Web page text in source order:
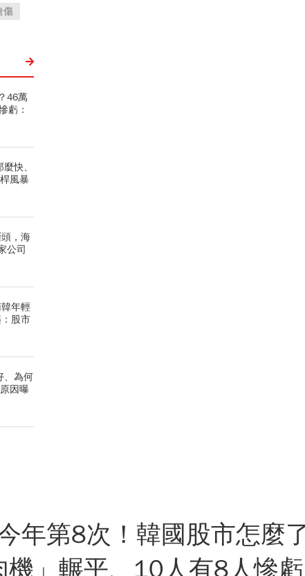
傷
46萬
虧：
快、
風暴
，海
公司
年輕
股市
、為何
因曝
年第8次！韓國股市怎麼
機」輾平、10人有8人慘